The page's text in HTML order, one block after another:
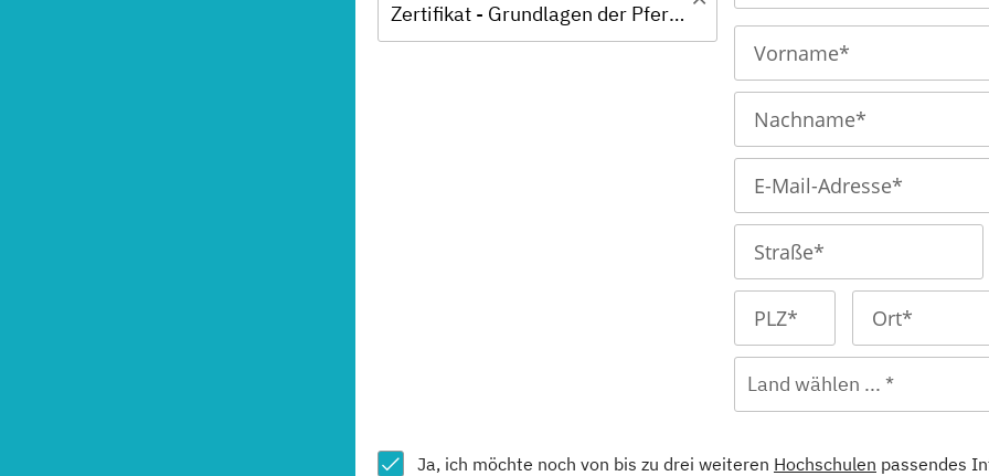
Zertifikat - Grundlagen der Pferdephysiotherapie
Land wählen ... *
Ja, ich möchte noch von bis zu drei weiteren Hochschulen passendes